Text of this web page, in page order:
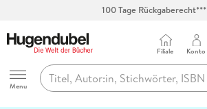
100 Tage Rückgaberecht***
Hugendubel
Menu
Filiale Konto